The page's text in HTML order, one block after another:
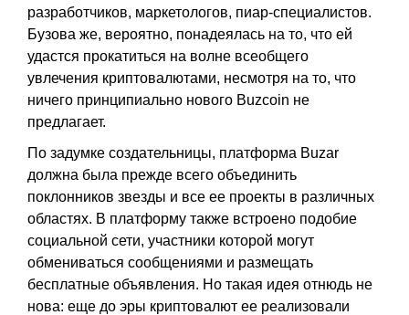
разработчиков, маркетологов, пиар-специалистов.
Бузова же, вероятно, понадеялась на то, что ей
удастся прокатиться на волне всеобщего
увлечения криптовалютами, несмотря на то, что
ничего принципиально нового Buzcoin не
предлагает.
По задумке создательницы, платформа Buzar
должна была прежде всего объединить
поклонников звезды и все ее проекты в различных
областях. В платформу также встроено подобие
социальной сети, участники которой могут
обмениваться сообщениями и размещать
бесплатные объявления. Но такая идея отнюдь не
нова: еще до эры криптовалют ее реализовали